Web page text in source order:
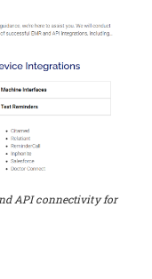
API connectivity for